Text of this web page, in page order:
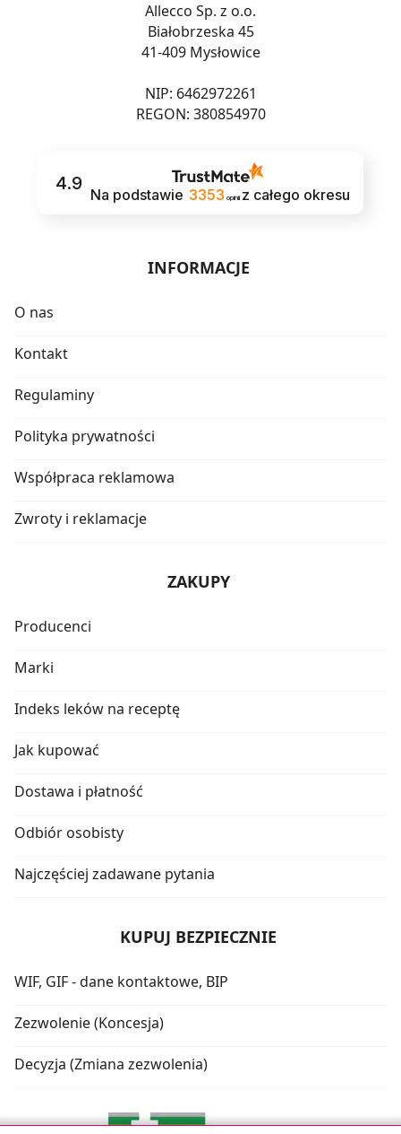
Allecco Sp. z o.o.
Białobrzeska 45
41-409 Mysłowice
NIP: 6462972261
REGON: 380854970
4.9
Na podstawie 3353 opinii z całego okresu
INFORMACJE
O nas
Kontakt
Regulaminy
Polityka prywatności
Współpraca reklamowa
Zwroty i reklamacje
ZAKUPY
Producenci
Marki
Indeks leków na receptę
Jak kupować
Dostawa i płatność
Odbiór osobisty
Najczęściej zadawane pytania
KUPUJ BEZPIECZNIE
WIF, GIF - dane kontaktowe, BIP
Zezwolenie (Koncesja)
Decyzja (Zmiana zezwolenia)